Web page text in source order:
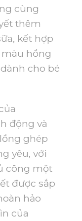
cùng
thêm
kết hợp
hồng
cho bé
động và
ghép
yêu, với
công một
được sắp
hảo
của